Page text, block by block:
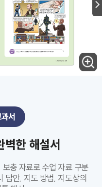
서
벽한 해설서
충 자료로 수업 자료 구분
답안, 지도 방법, 지도상의